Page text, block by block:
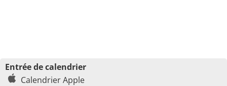
Entrée de calendrier
Calendrier Apple